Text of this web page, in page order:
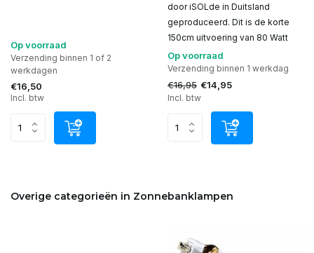
Op voorraad
Verzending binnen 1 of 2
werkdagen
€16,50
Incl. btw
door iSOLde in Duitsland
geproduceerd. Dit is de korte
150cm uitvoering van 80 Watt
Op voorraad
Verzending binnen 1 werkdag
€16,95 €14,95
Incl. btw
Overige categorieën in Zonnebanklampen